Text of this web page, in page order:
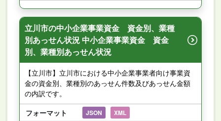
立川市の中小企業事業資金 資金別、業種
別あっせん状況 中小企業事業資金 資金
別、業種別あっせん状況
【立川市】立川市における中小企業事業者向け事業資
金の資金別、業種別のあっせん件数及びあっせん金額
の内訳です。
フォーマット
JSON XML